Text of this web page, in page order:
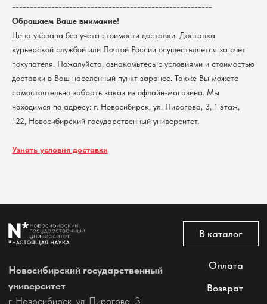
--------------------------------------------------------
Обращаем Ваше внимание!
Цена указана без учета стоимости доставки. Доставка
курьерской службой или Почтой России осуществляется за счет
покупателя. Пожалуйста, ознакомьтесь с условиями и стоимостью
доставки в Ваш населенный пункт заранее. Также Вы можете
самостоятельно забрать заказ из офлайн-магазина. Мы
находимся по адресу: г. Новосибирск, ул. Пирогова, 3, 1 этаж,
122, Новосибирский государственный университет.
Узнать условия доставки
Контакты
@2026 Новосибирский государственный университет.
Все права защищены
Политика обработки персональных данных
Согласие на обработку персональных данных
ИНН 5408106490
КПП 540801001